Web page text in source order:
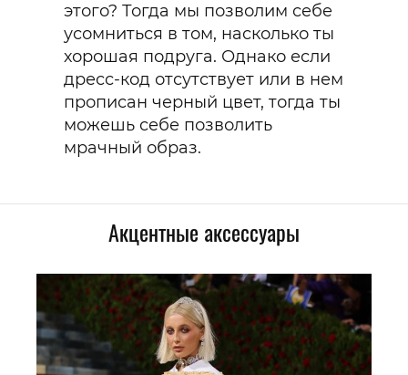
этого? Тогда мы позволим себе
усомниться в том, насколько ты
хорошая подруга. Однако если
дресс-код отсутствует или в нем
прописан черный цвет, тогда ты
можешь себе позволить
мрачный образ.
Акцентные аксессуары